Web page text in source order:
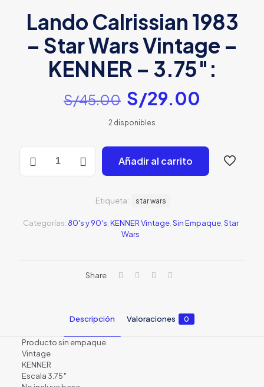
Lando Calrissian 1983
– Star Wars Vintage –
KENNER – 3.75″:
S/45.00 El
precio
original
era:
S/45.00.
S/29.00
es:
S/
2 disponibles
Añadir al carrito
Categorías: 80's y 90's KENNER Vintage, Sin Empaque, Star
Wars
Etiqueta: star wars
Share
Descripción Valoraciones 0
Producto sin empaque
Vintage
KENNER
Escala 3.75″